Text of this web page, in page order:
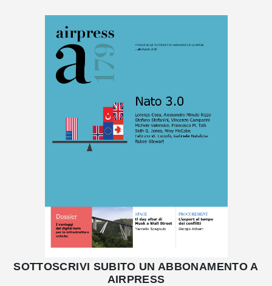
SOTTOSCRIVI SUBITO UN ABBONAMENTO A
AIRPRESS